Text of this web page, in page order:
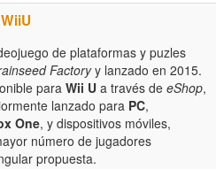
WiiU
de plataformas y puzles
Factoryy lanzado en 2015.
para Wii U a través de eShop,
lanzado para PC,
One, y dispositivos móviles,
número de jugadores
propuesta.